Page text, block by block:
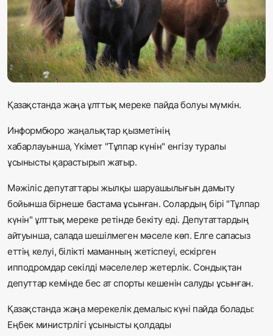
Жаңалықтар
Қоғам
Спорт
Әлем
Журналистік зерттеу
Қазақ тілі
Қазақстанда жаңа ұлттық мереке пайда болуы мүмкін.
Информбюро жаңалықтар қызметінің
хабарлауынша, Үкімет "Тұлпар күнін" енгізу туралы
ұсынысты қарастырып жатыр.
Мәжіліс депутаттары жылқы шаруашылығын дамыту
бойынша бірнеше бастама ұсынған. Солардың бірі "Тұлпар
күнін" ұлттық мереке ретінде бекіту еді. Депутаттардың
айтуынша, салада шешілмеген мәселе көп. Елге сапасыз
еттің келуі, білікті маманның жетіспеуі, ескірген
ипподромдар секілді мәселелер жетерлік. Сондықтан
депуттар кемінде бес ат спорты кешенін салуды ұсынған.
Қазақстанда жаңа мерекелік демалыс күні пайда болады:
Еңбек министрлігі ұсынысты қолдады